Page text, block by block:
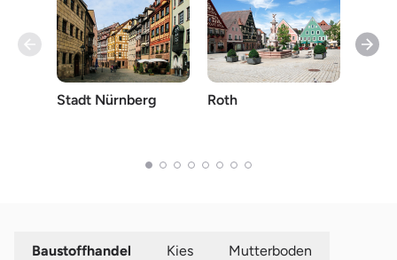
Stadt Nürnberg Roth
Baustoffhandel Kies Mutterboden